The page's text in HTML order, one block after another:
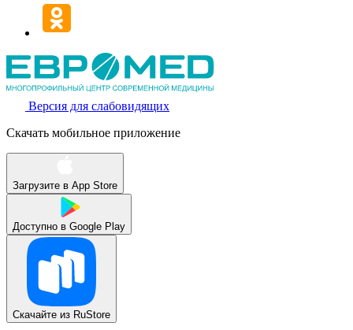
Версия для слабовидящих
Скачать мобильное приложение
Загрузите в App Store
Доступно в Google Play
Скачайте из RuStore